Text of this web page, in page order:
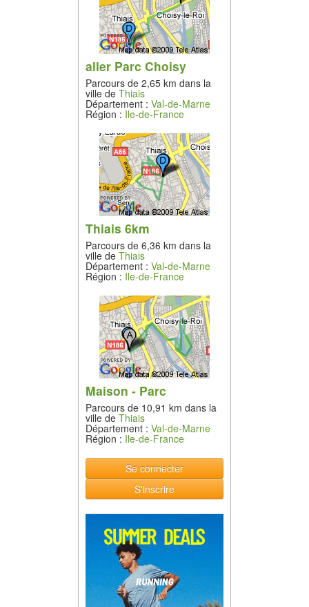
aller Parc Choisy
Parcours de 2,65 km dans la
ville de Thiais
Département : Val-de-Marne
Région : Ile-de-France
Thiais 6km
Parcours de 6,36 km dans la
ville de Thiais
Département : Val-de-Marne
Région : Ile-de-France
Maison - Parc
Parcours de 10,91 km dans la
ville de Thiais
Département : Val-de-Marne
Région : Ile-de-France
Se connecter
S'inscrire